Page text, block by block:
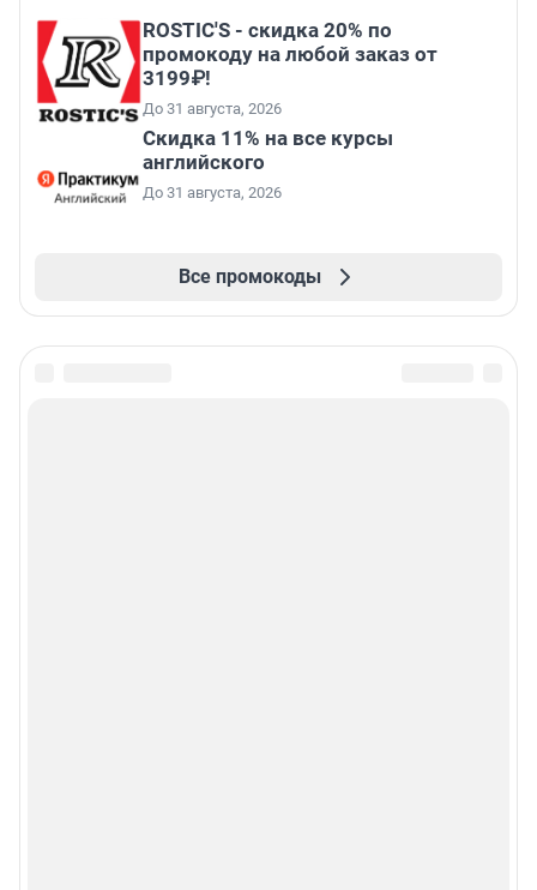
ROSTIC'S - скидка 20% по
промокоду на любой заказ от
3199₽!
До 31 августа, 2026
Скидка 11% на все курсы
английского
До 31 августа, 2026
Все промокоды